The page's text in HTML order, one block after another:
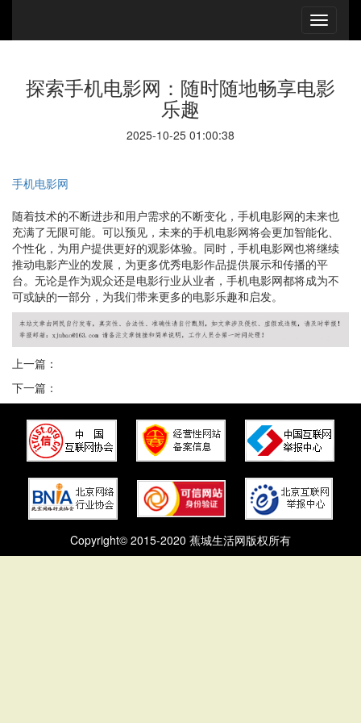
探索手机电影网：随时随地畅享电影
乐趣
2025-10-25 01:00:38
手机电影网
随着技术的不断进步和用户需求的不断变化，手机电影网的未来也
充满了无限可能。可以预见，未来的手机电影网将会更加智能化、
个性化，为用户提供更好的观影体验。同时，手机电影网也将继续
推动电影产业的发展，为更多优秀电影作品提供展示和传播的平
台。无论是作为观众还是电影行业从业者，手机电影网都将成为不
可或缺的一部分，为我们带来更多的电影乐趣和启发。
上一篇：
下一篇：
Copyright© 2015-2020 蕉城生活网版权所有